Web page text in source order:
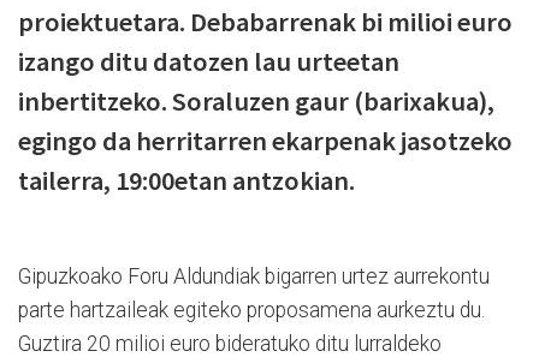
proiektuetara. Debabarrenak bi milioi euro
izango ditu datozen lau urteetan
inbertitzeko. Soraluzen gaur (barixakua),
egingo da herritarren ekarpenak jasotzeko
tailerra, 19:00etan antzokian.
Gipuzkoako Foru Aldundiak bigarren urtez aurrekontu
parte hartzaileak egiteko proposamena aurkeztu du.
Guztira 20 milioi euro bideratuko ditu lurraldeko